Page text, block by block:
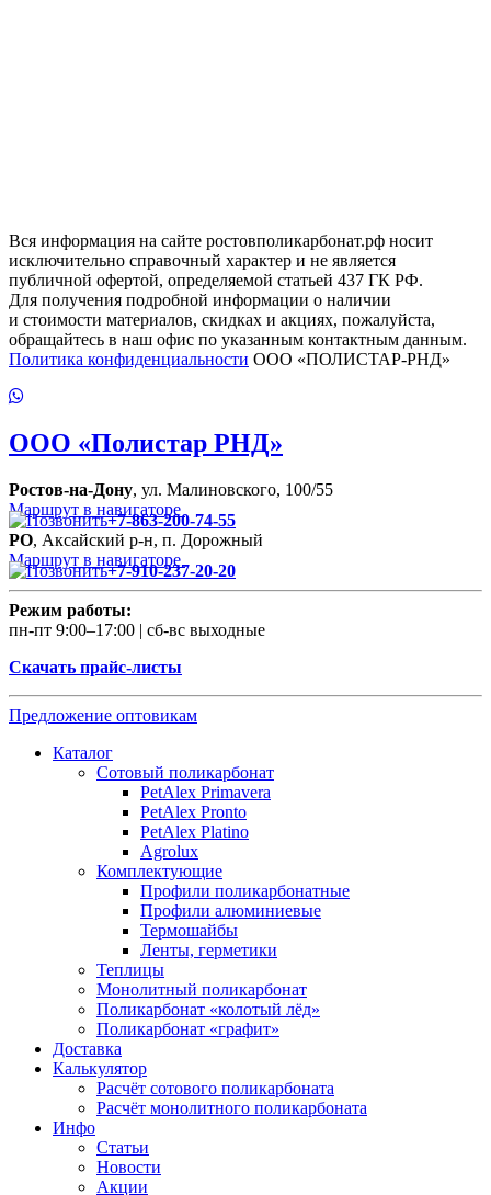
Вся информация на сайте ростовполикарбонат.рф носит
исключительно справочный характер и не является
публичной офертой, определяемой статьей 437 ГК РФ.
Для получения подробной информации о наличии
и стоимости материалов, скидках и акциях, пожалуйста,
обращайтесь в наш офис по указанным контактным данным.
Политика конфиденциальности ООО «ПОЛИСТАР-РНД»
ООО «Полистар РНД»
Ростов-на-Дону, ул. Малиновского, 100/55
Маршрут в навигаторе
+7-863-200-74-55
РО, Аксайский р-н, п. Дорожный
Маршрут в навигаторе
+7-910-237-20-20
Режим работы:
пн-пт 9:00–17:00 | сб-вс выходные
Скачать прайс-листы
Предложение оптовикам
Каталог
Сотовый поликарбонат
PetAlex Primavera
PetAlex Pronto
PetAlex Platino
Agrolux
Комплектующие
Профили поликарбонатные
Профили алюминиевые
Термошайбы
Ленты, герметики
Теплицы
Монолитный поликарбонат
Поликарбонат «колотый лёд»
Поликарбонат «графит»
Доставка
Калькулятор
Расчёт сотового поликарбоната
Расчёт монолитного поликарбоната
Инфо
Статьи
Новости
Акции